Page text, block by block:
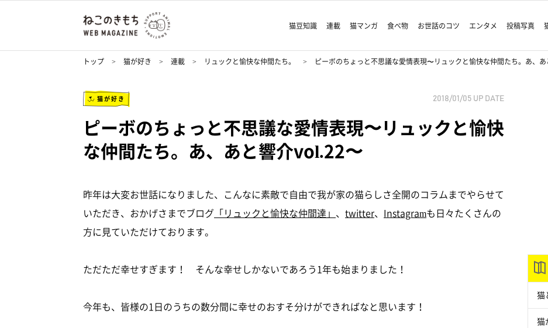
猫豆知識 連載 猫マンガ 食べ物 お世話のコツ エンタメ 投稿写真
トップ 猫が好き 連載 リュックと愉快な仲間たち。 ピーボのちょっと不思議な愛情表現〜リュックと愉快な仲間たち。あ、
猫が好き 2018/01/05 UP DATE
ピーボのちょっと不思議な愛情表現〜リュックと愉快
な仲間たち。あ、あと響介vol.22〜
昨年は大変お世話になりました、こんなに素敵で自由で我が家の猫らしさ全開のコラムまでやらせて
いただき、おかげさまでブログ 「リュックと愉快な仲間達」 、 twitter、 Instagramも日々たくさんの
方に見ていただけております。
ただただ幸せすぎます！ そんな幸せしかないであろう1年も始まりました！
今年も、皆様の1日のうちの数分間に幸せのおすそ分けができればなと思います！
猫
猫